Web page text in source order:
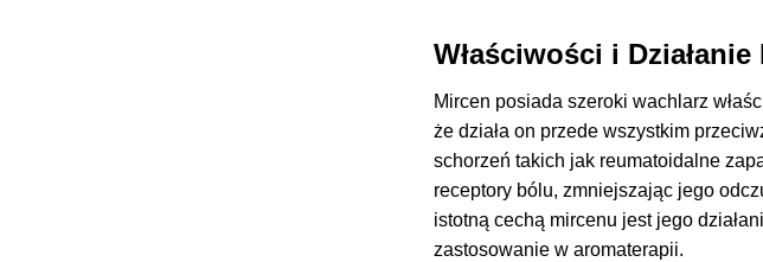
Właściwości i Działanie
Mircen posiada szeroki wachlarz
że działa on przede wszystkim
schorzeń takich jak reumatoidalne
receptory bólu, zmniejszając jego
istotną cechą mircenu jest jego
zastosowanie w aromaterapii.